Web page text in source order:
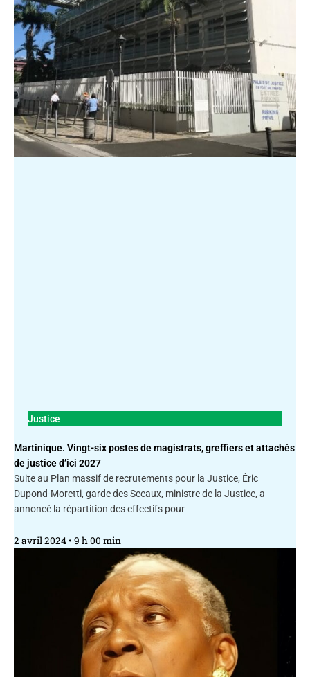
Justice
Martinique. Vingt-six postes de magistrats, greffiers et attachés
de justice d’ici 2027
Suite au Plan massif de recrutements pour la Justice, Éric
Dupond-Moretti, garde des Sceaux, ministre de la Justice, a
annoncé la répartition des effectifs pour
2 avril 2024 9 h 00 min